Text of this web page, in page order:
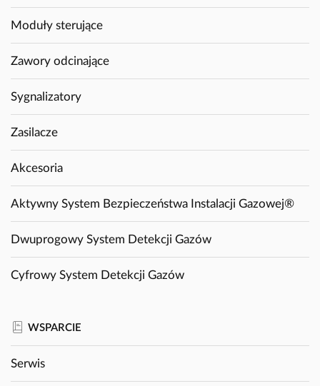
Moduły sterujące
Zawory odcinające
Sygnalizatory
Zasilacze
Akcesoria
Aktywny System Bezpieczeństwa Instalacji Gazowej®
Dwuprogowy System Detekcji Gazów
Cyfrowy System Detekcji Gazów
WSPARCIE
Serwis